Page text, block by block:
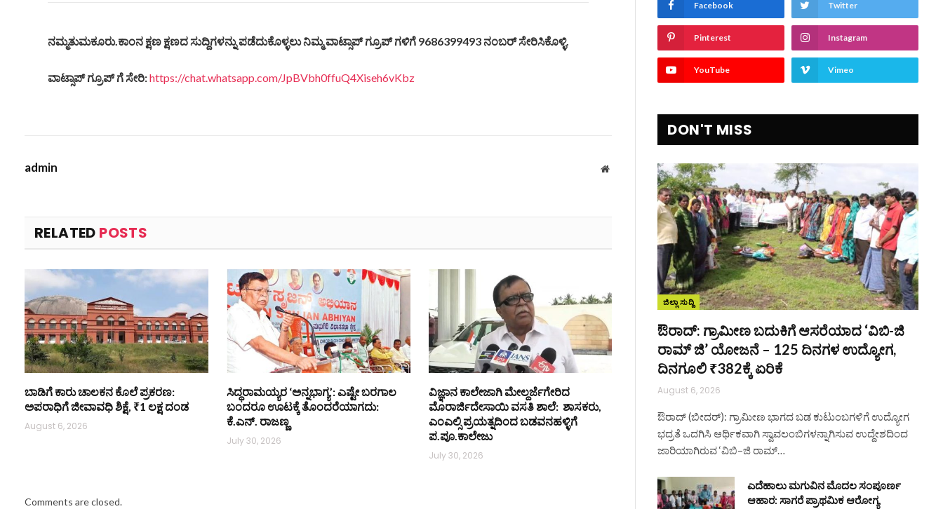
ನಮ್ಮತುಮಕೂರು.ಕಾಂನ ಕ್ಷಣ ಕ್ಷಣದಸುದ್ದಿಗಳನ್ನುಪಡೆದುಕೊಳ್ಳಲುನಿಮ್ಮವಾಟ್ಸಾಪ್ಗ್ರೂಪ್ಗಳಿಗೆ 9686399493 ನಂಬರ್ಸೇರಿಸಿಕೊಳ್ಳಿ.
ವಾಟ್ಸಾಪ್ ಗ್ರೂಪ್ ಗೆ ಸೇರಿ:https://chat.whatsapp.com/JpBVbh0ffuQ4Xiseh6vKbz
admin Website
RELATED POSTS
ಬಾಡಿಗೆ ಕಾರು ಚಾಲಕನ ಕೊಲೆ ಪ್ರಕರಣ:
ಅಪರಾಧಿಗೆ ಜೀವಾವಧಿ ಶಿಕ್ಷೆ, ₹1 ಲಕ್ಷ ದಂಡ
August 6, 2026
ಸಿದ್ಧರಾಮಯ್ಯರ ‘ಅನ್ನಭಾಗ್ಯ’: ಎಷ್ಟೇ ಬರಗಾಲ
ಬಂದರೂ ಊಟಕ್ಕೆ ತೊಂದರೆಯಾಗದು:
ಕೆ.ಎನ್. ರಾಜಣ್ಣ
July 30, 2026
ವಿಜ್ಞಾನ ಕಾಲೇಜಾಗಿ ಮೇಲ್ದರ್ಜೆಗೇರಿದ
ಮೊರಾರ್ಜಿದೇಸಾಯಿ ವಸತಿ ಶಾಲೆ: ಶಾಸಕರು,
ಎಂಎಲ್ಸಿ ಪ್ರಯತ್ನದಿಂದ ಬಡವನಹಳ್ಳಿಗೆ
ಪ.ಪೂ.ಕಾಲೇಜು
July 30, 2026
Comments are closed.
Facebook Twitter
Pinterest Instagram
YouTube Vimeo
DON'T MISS
ಜಿಲ್ಲಾ ಸುದ್ದಿ
ಔರಾದ್: ಗ್ರಾಮೀಣ ಬದುಕಿಗೆ ಆಸರೆಯಾದ ‘ವಿಬಿ-ಜಿ
ರಾಮ್ ಜಿ’ ಯೋಜನೆ – 125 ದಿನಗಳ ಉದ್ಯೋಗ,
ದಿನಗೂಲಿ ₹382ಕ್ಕೆ ಏರಿಕೆ
August 6, 2026
ಔರಾದ್ (ಬೀದರ್): ಗ್ರಾಮೀಣ ಭಾಗದ ಬಡ ಕುಟುಂಬಗಳಿಗೆ ಉದ್ಯೋಗ
ಭದ್ರತೆ ಒದಗಿಸಿ ಆರ್ಥಿಕವಾಗಿ ಸ್ವಾವಲಂಬಿಗಳನ್ನಾಗಿಸುವ ಉದ್ದೇಶದಿಂದ
ಜಾರಿಯಾಗಿರುವ ‘ವಿಬಿ–ಜಿ ರಾಮ್…
ಎದೆಹಾಲು ಮಗುವಿನ ಮೊದಲ ಸಂಪೂರ್ಣ
ಆಹಾರ: ಸಾಗರೆ ಪ್ರಾಥಮಿಕ ಆರೋಗ್ಯ